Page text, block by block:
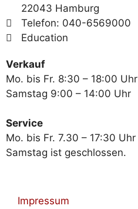
22043 Hamburg
Telefon: 040-6569000
Education
Verkauf
Mo. bis Fr. 8:30 – 18:00 Uhr
Samstag 9:00 – 14:00 Uhr
Service
Mo. bis Fr. 7.30 – 17:30 Uhr
Samstag ist geschlossen.
Impressum